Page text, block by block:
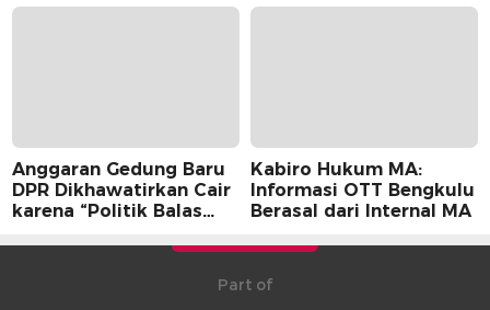
Anggaran Gedung Baru
DPR Dikhawatirkan Cair
karena “Politik Balas
Kabiro Hukum MA:
Informasi OTT Bengkulu
Berasal dari Internal MA
Part of